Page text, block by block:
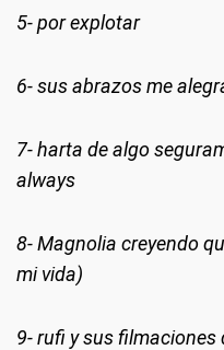
5- por explotar
6- sus abrazos me
7- harta de algo
always
8- Magnolia creyendo
mi vida)
9- rufi y sus filmaciones